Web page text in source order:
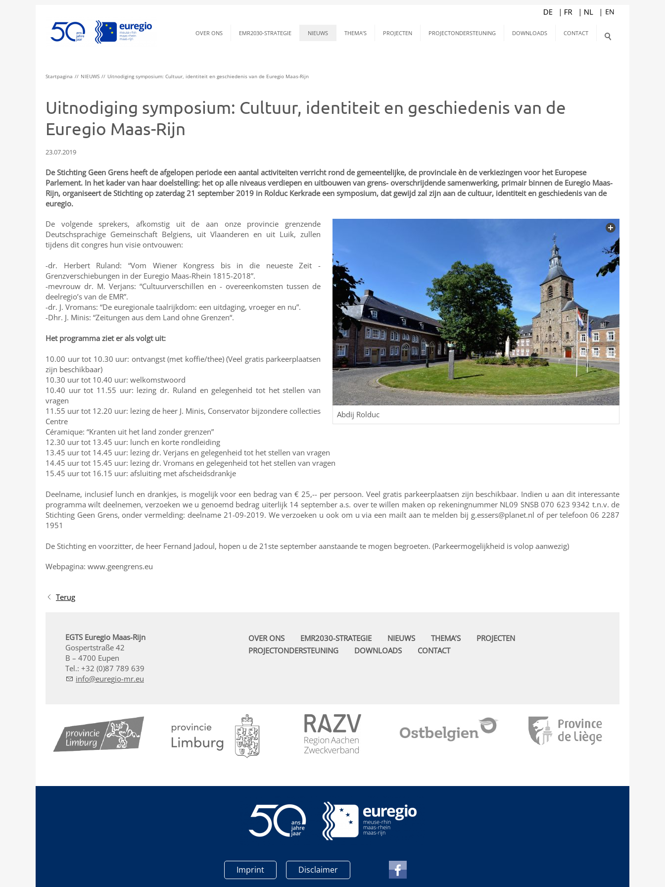
OVER ONS EMR2030-STRATEGIE NIEUWS THEMA’S PROJECTEN PROJECTONDERSTEUNING DOWNLOADS CONTACT
Startpagina NIEUWS Uitnodiging symposium: Cultuur, identiteit en geschiedenis van de Euregio Maas-Rijn
Uitnodiging symposium: Cultuur, identiteit en geschiedenis van de
Euregio Maas-Rijn
23.07.2019
De Stichting Geen Grens heeft de afgelopen periode een aantal activiteiten verricht rond de gemeentelijke, de provinciale èn de verkiezingen voor het Europese
Parlement. In het kader van haar doelstelling: het op alle niveaus verdiepen en uitbouwen van grens- overschrijdende samenwerking, primair binnen de Euregio Maas-
Rijn, organiseert de Stichting op zaterdag 21 september 2019 in Rolduc Kerkrade een symposium, dat gewijd zal zijn aan de cultuur, identiteit en geschiedenis van de
euregio.
Abdij Rolduc
De volgende sprekers, afkomstig uit de aan onze provincie grenzende
Deutschsprachige Gemeinschaft Belgiens, uit Vlaanderen en uit Luik, zullen
tijdens dit congres hun visie ontvouwen:
-dr. Herbert Ruland: “Vom Wiener Kongress bis in die neueste Zeit -
Grenzverschiebungen in der Euregio Maas-Rhein 1815-2018”.
-mevrouw dr. M. Verjans: “Cultuurverschillen en - overeenkomsten tussen de
deelregio’s van de EMR”.
-dr. J. Vromans: “De euregionale taalrijkdom: een uitdaging, vroeger en nu”.
-Dhr. J. Minis: “Zeitungen aus dem Land ohne Grenzen“.
Het programma ziet er als volgt uit:
10.00 uur tot 10.30 uur: ontvangst (met koffie/thee) (Veel gratis parkeerplaatsen
zijn beschikbaar)
10.30 uur tot 10.40 uur: welkomstwoord
10.40 uur tot 11.55 uur: lezing dr. Ruland en gelegenheid tot het stellen van
vragen
11.55 uur tot 12.20 uur: lezing de heer J. Minis, Conservator bijzondere collecties
Centre
Céramique: “Kranten uit het land zonder grenzen”
12.30 uur tot 13.45 uur: lunch en korte rondleiding
13.45 uur tot 14.45 uur: lezing dr. Verjans en gelegenheid tot het stellen van vragen
14.45 uur tot 15.45 uur: lezing dr. Vromans en gelegenheid tot het stellen van vragen
15.45 uur tot 16.15 uur: afsluiting met afscheidsdrankje
Deelname, inclusief lunch en drankjes, is mogelijk voor een bedrag van € 25,-- per persoon. Veel gratis parkeerplaatsen zijn beschikbaar. Indien u aan dit interessante
programma wilt deelnemen, verzoeken we u genoemd bedrag uiterlijk 14 september a.s. over te willen maken op rekeningnummer NL09 SNSB 070 623 9342 t.n.v. de
Stichting Geen Grens, onder vermelding: deelname 21-09-2019. We verzoeken u ook om u via een mailt aan te melden bij g.essers@planet.nl of per telefoon 06 2287
1951
De Stichting en voorzitter, de heer Fernand Jadoul, hopen u de 21ste september aanstaande te mogen begroeten. (Parkeermogelijkheid is volop aanwezig)
Webpagina: www.geengrens.eu
Terug
EGTS Euregio Maas-Rijn
Gospertstraße 42
B – 4700 Eupen
Tel.: +32 (0)87 789 639
nf
r g -mr
OVER ONS EMR2030-STRATEGIE NIEUWS THEMA’S
PROJECTEN
PROJECTONDERSTEUNING
DOWNLOADS CONTACT
Imprint Disclaimer